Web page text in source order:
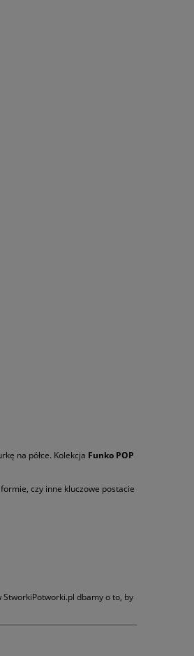
na półce. Kolekcja Funko POP
czy inne kluczowe postacie
StworkiPotworki.pl dbamy o to, by